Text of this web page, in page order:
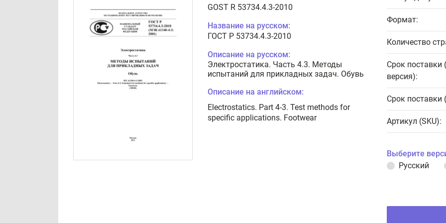
GOST R 53734.4.3-2010
Название на русском:
ГОСТ Р 53734.4.3-2010
Описание на русском:
Электростатика. Часть 4.3. Методы
испытаний для прикладных задач. Обувь
Описание на английском:
Electrostatics. Part 4-3. Test methods for
specific applications. Footwear
Формат:
Количество
Срок поставки
версия):
Срок поставки
Артикул (SKU):
Выберите
Русский